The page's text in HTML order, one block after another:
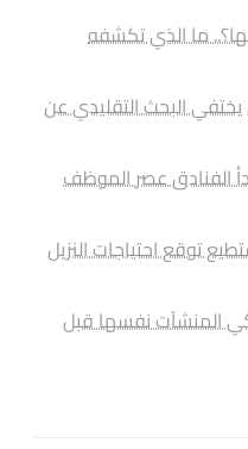
ما الذي تكشفه
البحث التقليدي عن
الفنادق عصر الموظف
توقع احتياجات النزيل
المنشآت نفسها قبل